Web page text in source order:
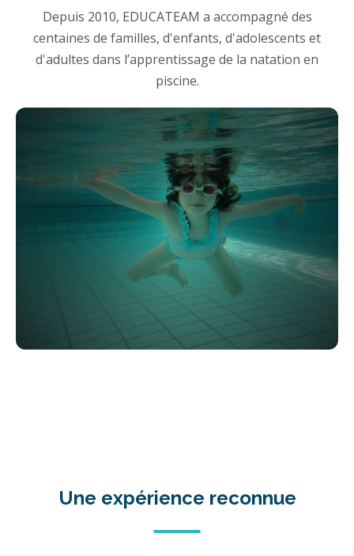
Depuis 2010, EDUCATEAM a accompagné des
centaines de familles, d'enfants, d'adolescents et
d'adultes dans l’apprentissage de la natation en
piscine.
Une expérience reconnue